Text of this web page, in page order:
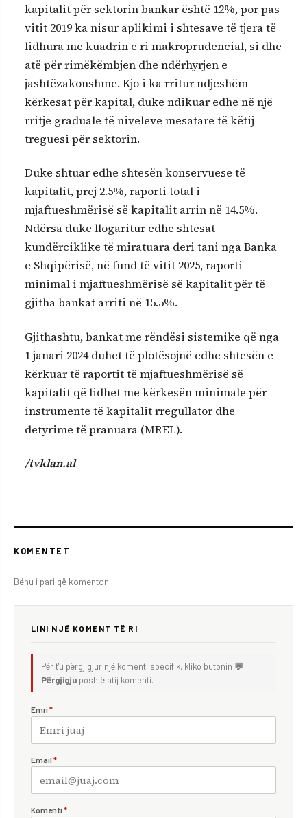
kapitalit për sektorin bankar është 12%, por pas
vitit 2019 ka nisur aplikimi i shtesave të tjera të
lidhura me kuadrin e ri makroprudencial, si dhe
atë për rimëkëmbjen dhe ndërhyrjen e
jashtëzakonshme. Kjo i ka rritur ndjeshëm
kërkesat për kapital, duke ndikuar edhe në një
rritje graduale të niveleve mesatare të këtij
treguesi për sektorin.
Duke shtuar edhe shtesën konservuese të
kapitalit, prej 2.5%, raporti total i
mjaftueshmërisë së kapitalit arrin në 14.5%.
Ndërsa duke llogaritur edhe shtesat
kundërciklike të miratuara deri tani nga Banka
e Shqipërisë, në fund të vitit 2025, raporti
minimal i mjaftueshmërisë së kapitalit për të
gjitha bankat arriti në 15.5%.
Gjithashtu, bankat me rëndësi sistemike që nga
1 janari 2024 duhet të plotësojnë edhe shtesën e
kërkuar të raportit të mjaftueshmërisë së
kapitalit që lidhet me kërkesën minimale për
instrumente të kapitalit rregullator dhe
detyrime të pranuara (MREL).
/tvklan.al
KOMENTET
Bëhu i pari që komenton!
LINI NJË KOMENT TË RI
Për t'u përgjigjur një komenti specifik, kliko butonin 💬
Përgjigju poshtë atij komenti.
Emri *
Email *
Komenti *